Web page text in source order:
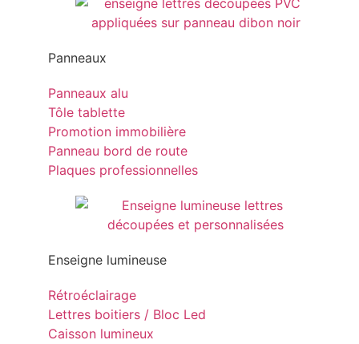
Panneaux
Panneaux alu
Tôle tablette
Promotion immobilière
Panneau bord de route
Plaques professionnelles
Enseigne lumineuse
Rétroéclairage
Lettres boitiers / Bloc Led
Caisson lumineux